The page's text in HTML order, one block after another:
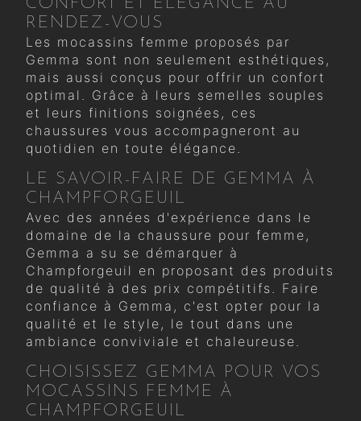
CONFORT ET ÉLÉGANCE AU
RENDEZ-VOUS
Les mocassins femme proposés par
Gemma sont non seulement esthétiques,
mais aussi conçus pour offrir un confort
optimal. Grâce à leurs semelles souples
et leurs finitions soignées, ces
chaussures vous accompagneront au
quotidien en toute élégance.
LE SAVOIR-FAIRE DE GEMMA À
CHAMPFORGEUIL
Avec des années d'expérience dans le
domaine de la chaussure pour femme,
Gemma a su se démarquer à
Champforgeuil en proposant des produits
de qualité à des prix compétitifs. Faire
confiance à Gemma, c'est opter pour la
qualité et le style, le tout dans une
ambiance conviviale et chaleureuse.
CHOISISSEZ GEMMA POUR VOS
MOCASSINS FEMME À
CHAMPFORGEUIL